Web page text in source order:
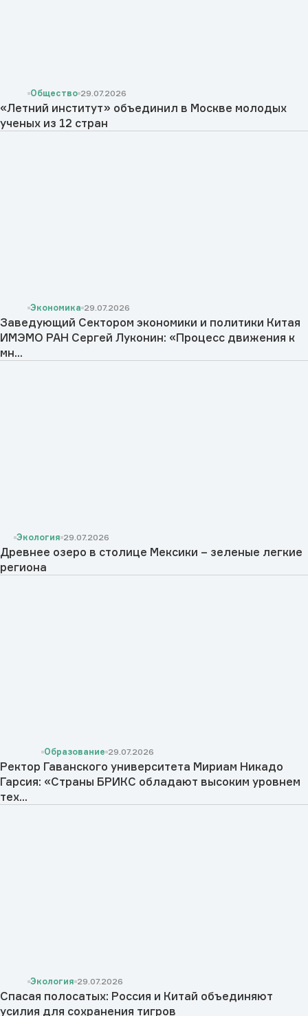
Общество 29.07.2026
«Летний институт» объединил в Москве молодых
ученых из 12 стран
Экономика 29.07.2026
Заведующий Сектором экономики и политики Китая
ИМЭМО РАН Сергей Луконин: «Процесс движения к
мн...
Экология 29.07.2026
Древнее озеро в столице Мексики – зеленые легкие
региона
Образование 29.07.2026
Ректор Гаванского университета Мириам Никадо
Гарсия: «Страны БРИКС обладают высоким уровнем
тех...
Экология 29.07.2026
Спасая полосатых: Россия и Китай объединяют
усилия для сохранения тигров